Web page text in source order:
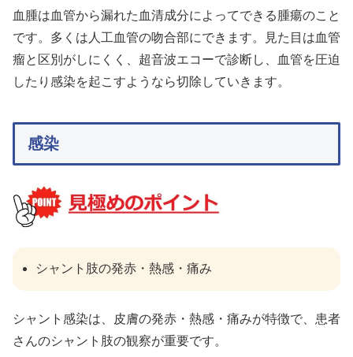
血腫は血管から漏れた血清成分によってできる腫瘍のこと
です。多くは人工血管の吻合部にできます。見た目は血管
瘤と区別がしにくく、超音波エコーで診断し、血管を圧迫
したり感染を起こすようなら切除していきます。
感染
シャント肢の発赤・熱感・痛み
シャント感染は、皮膚の発赤・熱感・痛みが特徴で、患者
さんのシャント肢の観察が重要です。